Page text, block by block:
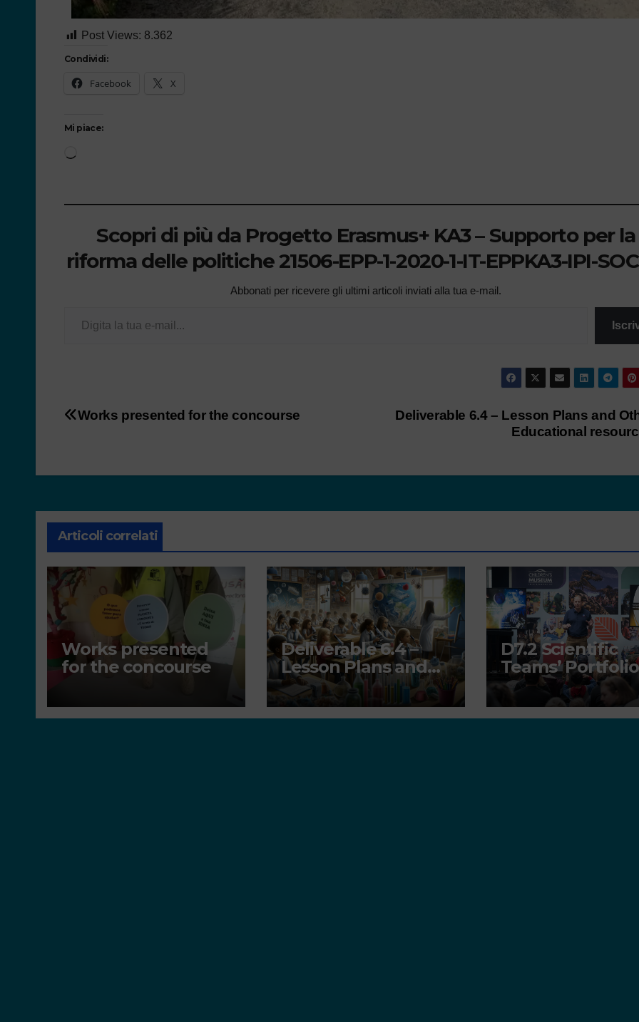
Post Views: 8.362
Condividi:
Facebook X
Mi piace:
Scopri di più da Progetto Erasmus+ KA3 – Supporto per la
riforma delle politiche 21506-EPP-1-2020-1-IT-EPPKA3-IPI-
Abbonati per ricevere gli ultimi articoli inviati alla tua e-mail.
Deliverable 6.4 – Lesson Plans and
Educational
Works presented for the concourse
Articoli correlati
Works presented
for the concourse
Deliverable 6.4 –
Lesson Plans and
Other Educational
resources
D7.2 Scientific
Teams’